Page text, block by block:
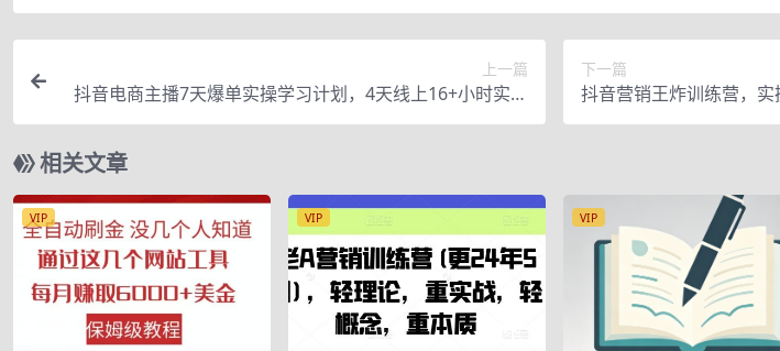
上一篇
抖音电商主播7天爆单实操学习计划，4天线上16+小时实操
直播课程，8小时+模拟实操
下一篇
抖音营销王炸训练营，
960元
相关文章
VIP VIP VIP